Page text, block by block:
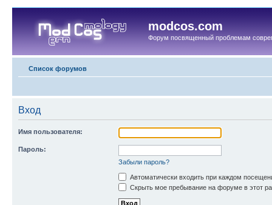
modcos.com
Форум посвященный проблемам
Список форумов
Вход
Имя пользователя:
Пароль:
Забыли пароль?
Автоматически входить при каждом
Скрыть мое пребывание на форуме в этот